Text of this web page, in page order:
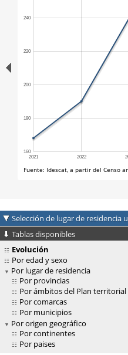
Selección de lugar de residencia
Tablas disponibles
Evolución
Por edad y sexo
Por lugar de residencia
Por provincias
Por ámbitos del Plan territorial
Por comarcas
Por municipios
Por origen geográfico
Por continentes
Por paises